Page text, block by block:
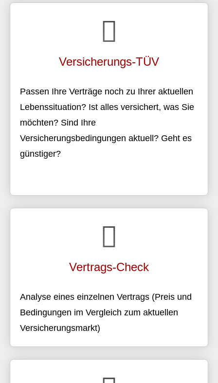
Versicherungs-TÜV
Passen Ihre Verträge noch zu Ihrer aktuellen
Lebenssituation? Ist alles versichert, was Sie
möchten? Sind Ihre
Versicherungsbedingungen aktuell? Geht es
günstiger?
Vertrags-Check
Analyse eines einzelnen Vertrags (Preis und
Bedingungen im Vergleich zum aktuellen
Versicherungsmarkt)